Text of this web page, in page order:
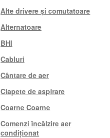
Alte drivere și comutatoare
Alternatoare
BHI
Cabluri
Cântare de aer
Clapete de aspirare
Coarne Coarne
Comenzi încălzire aer
condiționat